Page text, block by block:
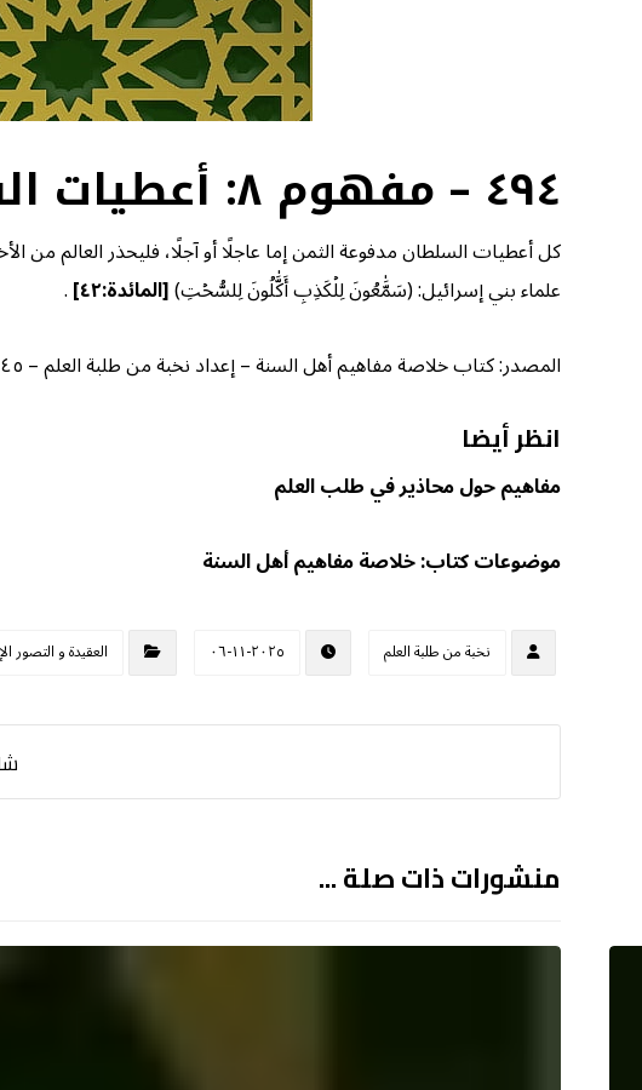
٤٩٤ – مفهوم ٨: أعطيات السلطان مدفوعة الثمن
كل أعطيات السلطان مدفوعة الثمن إما عاجلًا أو آجلًا، فليحذر العالم
علماء بني إسرائيل: (سَمَّٰعُونَ لِلۡكَذِبِ أَكَّٰلُونَ لِلسُّحۡتِ)[المائدة:٤٢]
.
المصدر: كتاب خلاصة مفاهيم أهل السنة – إعداد نخبة من طلبة العلم – ١٤٤٥
انظر أيضا
مفاهيم حول محاذير في طلب العلم
موضوعات كتاب: خلاصة مفاهيم أهل السنة
نخبة من طلبة العلم ٢٠٢٥-١١-٠٦ العقيدة و التصور
منشورات ذات صلة ...